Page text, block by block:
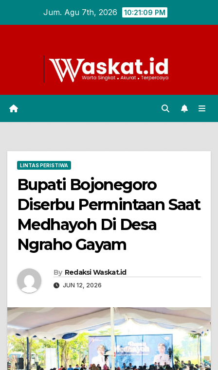
Jum. Agu 7th, 2026 10:21:10 PM
LINTAS PERISTIWA
Bupati Bojonegoro
Diserbu Permintaan Saat
Medhayoh Di Desa
Ngraho Gayam
By Redaksi Waskat.id
JUN 12, 2026